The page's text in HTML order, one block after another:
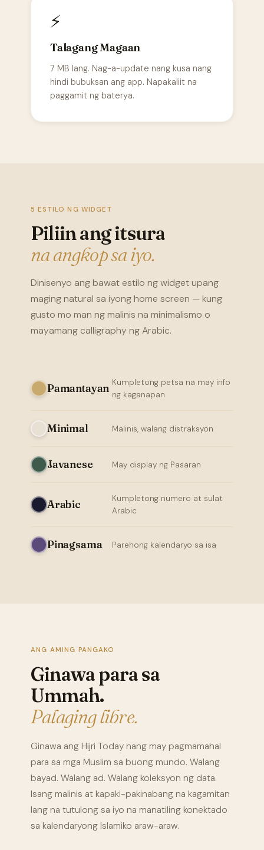
⚡
Talagang Magaan
7 MB lang. Nag-a-update nang kusa nang
hindi bubuksan ang app. Napakaliit na
paggamit ng baterya.
5 ESTILO NG WIDGET
Piliin ang itsura
na angkop sa iyo.
Dinisenyo ang bawat estilo ng widget upang
maging natural sa iyong home screen — kung
gusto mo man ng malinis na minimalismo o
mayamang calligraphy ng Arabic.
Pamantayan Kumpletong petsa na may info
ng kaganapan
Minimal Malinis, walang distraksyon
Javanese May display ng Pasaran
Arabic
Kumpletong numero at sulat
Arabic
Pinagsama Parehong kalendaryo sa isa
ANG AMING PANGAKO
Ginawa para sa
Ummah.
Palaging libre.
Ginawa ang Hijri Today nang may pagmamahal
para sa mga Muslim sa buong mundo. Walang
bayad. Walang ad. Walang koleksyon ng data.
Isang malinis at kapaki-pakinabang na kagamitan
lang na tutulong sa iyo na manatiling konektado
sa kalendaryong Islamiko araw-araw.